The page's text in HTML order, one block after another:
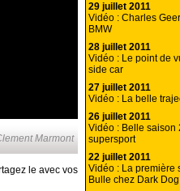
Marmont
le avec vos
29 juillet 2011
Vidéo : Charles
BMW
28 juillet 2011
Vidéo : Le point de
side car
27 juillet 2011
Vidéo : La belle
26 juillet 2011
Vidéo : Belle saison
supersport
22 juillet 2011
Vidéo : La première
Bulle chez Dark Dog